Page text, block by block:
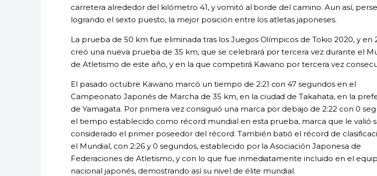
carretera alrededor del kilómetro 41, y vomitó al borde del camino. Aun así,
logrando el sexto puesto, la mejor posición entre los atletas japoneses.
La prueba de 50 km fue eliminada tras los Juegos Olímpicos de Tokio 2020, y en
creó una nueva prueba de 35 km, que se celebrará por tercera vez durante el
de Atletismo de este año, y en la que competirá Kawano por tercera vez
El pasado octubre Kawano marcó un tiempo de 2:21 con 47 segundos en el
Campeonato Japonés de Marcha de 35 km, en la ciudad de Takahata, en la
de Yamagata. Por primera vez consiguió una marca por debajo de 2:22 con 0
el tiempo establecido como récord mundial en esta prueba, marca que le valió
considerado el primer poseedor del récord. También batió el récord de
el Mundial, con 2:26 y 0 segundos, establecido por la Asociación Japonesa de
Federaciones de Atletismo, y con lo que fue inmediatamente incluido en el
nacional japonés, demostrando así su nivel de élite mundial.